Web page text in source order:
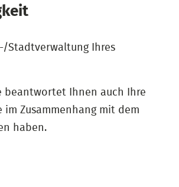
Stadtverwaltung Ihres
beantwortet Ihnen auch Ihre
im Zusammenhang mit dem
haben.